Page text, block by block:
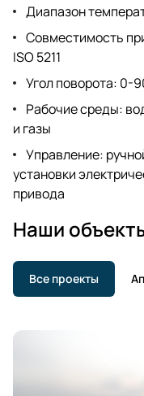
Диапазон
Совместимость
ISO 5211
Угол поворота: 0-
Рабочие среды:
и газы
Управление:
установки
привода
Наши
Все проекты